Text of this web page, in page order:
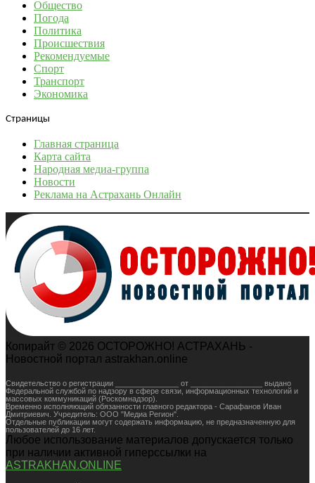
Общество
Погода
Политика
Происшествия
Рекомендуемые
Спорт
Транспорт
Экономика
Страницы
Главная страница
Карта сайта
Народная медиа-группа
Новости
Реклама на Астрахань Онлайн
Копирайт © 2026 ОСТОРОЖНО! АСТРАХАНЬ -
Новостной портал astrakhan.online
Свидетельство о регистрации _______________ от _________________ выдано
Федеральной службой по надзору в сфере связи, информационных технологий и
массовых коммуникаций (Роскомнадзор).
Временно исполняющий обязанности главного редактора - Сарафанов Иван
Дмитриевич. Учредитель: ООО "Медиа Регион".
Отдельные публикации могут содержать информацию, не предназначенную для
пользователей до 16 лет.
Любое использование материалов допускается только
при наличии активной гиперссылки на
ASTRAKHAN.ONLINE